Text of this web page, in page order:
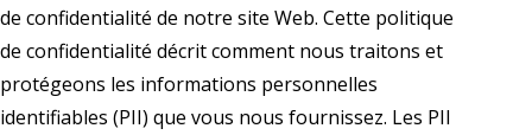
de confidentialité de notre site Web. Cette politique
de confidentialité décrit comment nous traitons et
protégeons les informations personnelles
identifiables (PII) que vous nous fournissez. Les PII